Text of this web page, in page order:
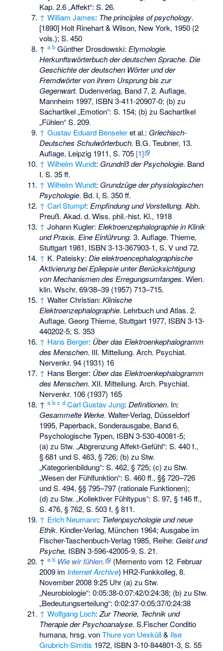
Kap. 2.6 „Affekt“: S. 26.
↑ William James: The principles of psychology.
[1890] Holt Rinehart & Wilson, New York, 1950 (2
vols.); S. 450
↑a b Günther Drosdowski:Etymologie.
Herkunftswörterbuch der deutschen Sprache. Die
Geschichte der deutschen Wörter und der
Fremdwörter von ihrem Ursprung bis zur
Gegenwart. Dudenverlag, Band 7, 2. Auflage,
Mannheim 1997, ISBN 3-411-20907-0; (b) zu
Sachartikel „Emotion“: S. 154; (b) zu Sachartikel
„Fühlen“ S. 209.
↑ Gustav Eduard Benseleret al.: Griechisch-
Deutsches Schulwörterbuch. B.G. Teubner, 13.
Auflage, Leipzig 1911, S. 705 [1]
↑ Wilhelm Wundt: Grundriß der Psychologie. Band
I. S. 35 ff.
↑ Wilhelm Wundt: Grundzüge der physiologischen
Psychologie. Bd. I, S. 350 ff.
↑ Carl Stumpf:Empfindung und Vorstellung. Abh.
Preuß. Akad. d. Wiss. phil.-hist. Kl., 1918
↑ Johann Kugler:Elektroenzephalographie in Klinik
und Praxis. Eine Einführung. 3. Auflage. Thieme,
Stuttgart 1981, ISBN 3-13-367903-1, S. V und 72.
↑ K. Pateisky:Die elektroencephalographische
Aktivierung bei Epilepsie unter Berücksichtigung
von Mechanismen des Erregungsumfanges. Wien.
klin. Wschr. 69/38–39 (1957) 713–715.
↑ Walter Christian:Klinische
Elektroenzephalographie. Lehrbuch und Atlas. 2.
Auflage. Georg Thieme, Stuttgart 1977, ISBN 3-13-
440202-5; S. 353
↑ Hans Berger: Über das Elektroenkephalogramm
des Menschen. III. Mitteilung. Arch. Psychiat.
Nervenkr. 94 (1931) 16
↑ Hans Berger: Über das Elektroenkephalogramm
des Menschen. XII. Mitteilung. Arch. Psychiat.
Nervenkr. 106 (1937) 165
↑a b c d Carl Gustav Jung:Definitionen. In:
Gesammelte Werke. Walter-Verlag, Düsseldorf
1995, Paperback, Sonderausgabe, Band 6,
Psychologische Typen, ISBN 3-530-40081-5;
(a) zu Stw. „Abgrenzung Affekt-Gefühl“: S. 440 f.,
§ 681 und S. 463, § 726; (b) zu Stw.
„Kategorienbildung“: S. 462, § 725; (c) zu Stw.
„Wesen der Fühlfunktion“: S. 460 ff., §§ 720–726
und S. 494, §§ 795–797 (rationale Funktionen);
(d) zu Stw. „Kollektiver Fühltypus“: S. 97, § 146 ff.,
S. 476, § 762, S. 503 f, § 811.
↑ Erich Neumann: Tiefenpsychologie und neue
Ethik. Kindler-Verlag, München 1964; Ausgabe im
Fischer-Taschenbuch-Verlag 1985, Reihe: Geist und
Psyche, ISBN 3-596-42005-9, S. 21.
↑a b Wie wir fühlen. (Mementovom 12. Februar
2009 imInternet Archive) HR2-Funkkolleg, 8.
November 2008 9:25 Uhr (a) zu Stw.
„Neurobiologie“: 0:05:38-0:07:42/0:24:38; (b) zu Stw.
„Bedeutungserteilung“: 0:02:37-0:05:37/0:24:38
↑ Wolfgang Loch:Zur Theorie, Technik und
Therapie der Psychoanalyse. S.Fischer Conditio
humana, hrsg. vonThure von Uexküll& Ilse
Grubrich-Simitis 1972, ISBN 3-10-844801-3, S. 55